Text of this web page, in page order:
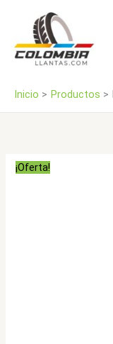
contenido
Inicio Productos
¡Oferta!
cantidad